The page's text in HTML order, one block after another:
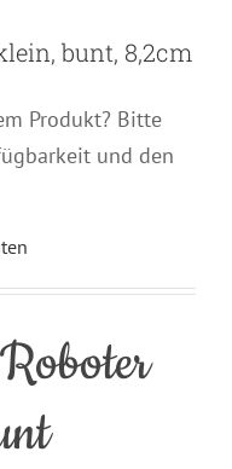
bunt, 8,2cm
Produkt? Bitte
und den